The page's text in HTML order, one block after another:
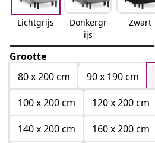
Lichtgrijs
Donkergr
ijs
Zwart
Grootte
80 x 200 cm
90 x 190 cm
100 x 200 cm
120 x 200 cm
140 x 200 cm
160 x 200 cm